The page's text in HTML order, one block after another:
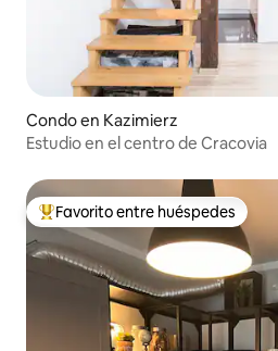
Condo en Kazimierz
Estudio en el centro de Cracovia
Favorito entre huéspedes preferido
Favorito entre huéspedes